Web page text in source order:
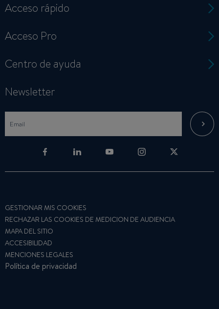
Acceso rápido
Acceso Pro
Centro de ayuda
Newsletter
GESTIONAR MIS COOKIES
RECHAZAR LAS COOKIES DE MEDICION DE AUDIENCIA
MAPA DEL SITIO
ACCESIBILIDAD
MENCIONES LEGALES
Política de privacidad